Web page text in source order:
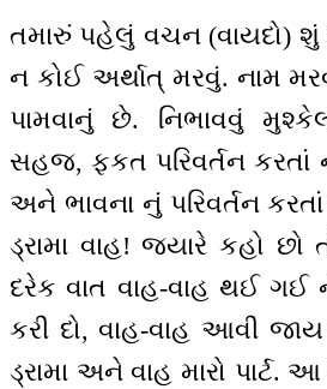
તમારું પહેલું વચન (વાયદો)
ન કોઈ અર્થાત્ મરવું. નામ
પામવાનું છે. નિભાવવું
સહજ, ફકત પરિવર્તન
અને ભાવના નું પરિવર્તન
ડ્રામા વાહ! જ્યારે કહો
દરેક વાત વાહ-વાહ થઈ
કરી દો, વાહ-વાહ આવી
ડ્રામા અને વાહ મારો પાર્ટ.